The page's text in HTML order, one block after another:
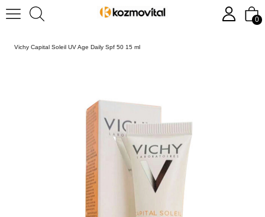
0
Anasayfa
Vichy Capital Soleil UV Age Daily Spf 50 15 ml